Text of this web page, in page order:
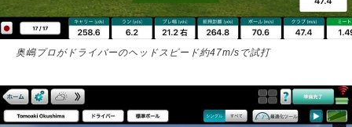
奥嶋プロがドライバーのヘッドスピード約47m/sで試打